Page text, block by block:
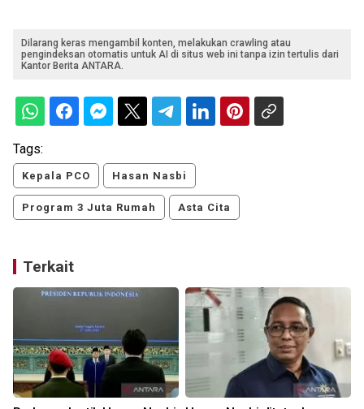
Dilarang keras mengambil konten, melakukan crawling atau
pengindeksan otomatis untuk AI di situs web ini tanpa izin tertulis dari
Kantor Berita ANTARA.
Tags:
Kepala PCO Hasan Nasbi
Program 3 Juta Rumah Asta Cita
Terkait